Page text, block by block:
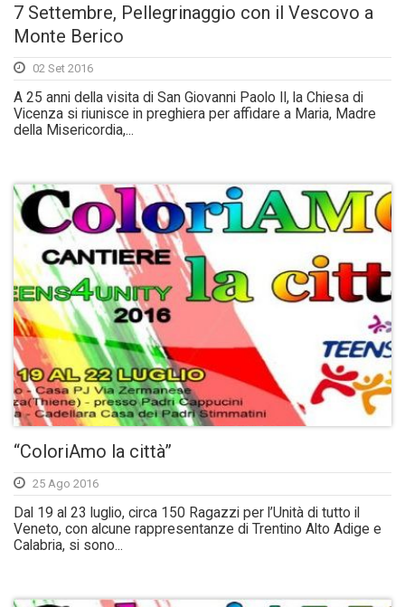
7 Settembre, Pellegrinaggio con il Vescovo a
Monte Berico
02 Set 2016
A 25 anni della visita di San Giovanni Paolo II, la Chiesa di
Vicenza si riunisce in preghiera per affidare a Maria, Madre
della Misericordia,...
“ColoriAmo la città”
25 Ago 2016
Dal 19 al 23 luglio, circa 150 Ragazzi per l’Unità di tutto il
Veneto, con alcune rappresentanze di Trentino Alto Adige e
Calabria, si sono...